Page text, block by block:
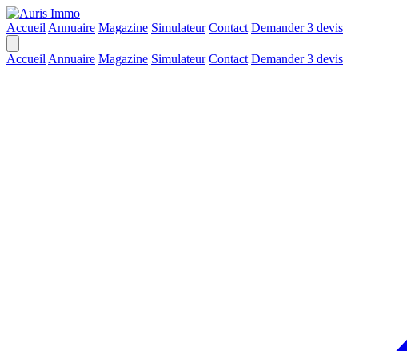
Accueil Annuaire Magazine Simulateur Contact Demander 3 devis
Accueil Annuaire Magazine Simulateur Contact Demander 3 devis